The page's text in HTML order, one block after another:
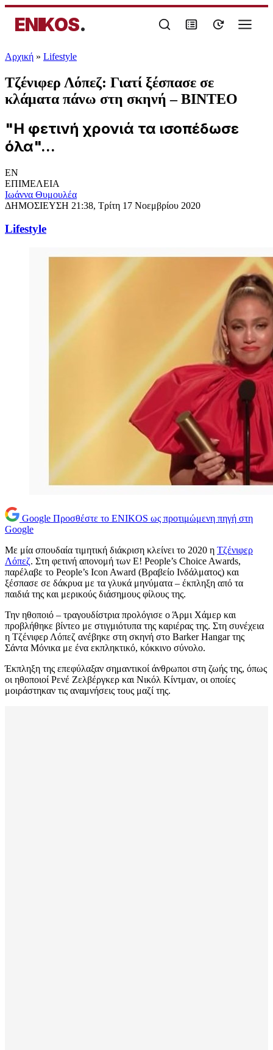
ENIKOS.
Αρχική » Lifestyle
Τζένιφερ Λόπεζ: Γιατί ξέσπασε σε
κλάματα πάνω στη σκηνή – ΒΙΝΤΕΟ
"Η φετινή χρονιά τα ισοπέδωσε
όλα"...
EN
ΕΠΙΜΕΛΕΙΑ
Ιωάννα Θυμουλέα
ΔΗΜΟΣΙΕΥΣΗ 21:38, Τρίτη 17 Νοεμβρίου 2020
Lifestyle
Google Προσθέστε το ENIKOS ως προτιμώμενη πηγή στη
Google
Με μία σπουδαία τιμητική διάκριση κλείνει το 2020 η Τζένιφερ
Λόπεζ. Στη φετινή απονομή των E! People’s Choice Awards,
παρέλαβε το People’s Icon Award (Βραβείο Ινδάλματος) και
ξέσπασε σε δάκρυα με τα γλυκά μηνύματα – έκπληξη από τα
παιδιά της και μερικούς διάσημους φίλους της.
Την ηθοποιό – τραγουδίστρια προλόγισε ο Άρμι Χάμερ και
προβλήθηκε βίντεο με στιγμιότυπα της καριέρας της. Στη συνέχεια
η Τζένιφερ Λόπεζ ανέβηκε στη σκηνή στο Barker Hangar της
Σάντα Μόνικα με ένα εκπληκτικό, κόκκινο σύνολο.
Έκπληξη της επεφύλαξαν σημαντικοί άνθρωποι στη ζωής της, όπως
οι ηθοποιοί Ρενέ Ζελβέργκερ και Νικόλ Κίντμαν, οι οποίες
μοιράστηκαν τις αναμνήσεις τους μαζί της.